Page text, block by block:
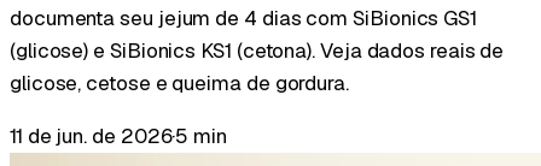
documenta seu jejum de 4 dias com SiBionics GS1
(glicose) e SiBionics KS1 (cetona). Veja dados reais de
glicose, cetose e queima de gordura.
11 de jun. de 2026·5 min